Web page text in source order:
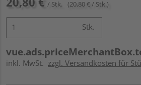
/ Stk. (20,80 € / Stk.)
Stk.
inkl. MwSt. zzgl. Versandkosten für